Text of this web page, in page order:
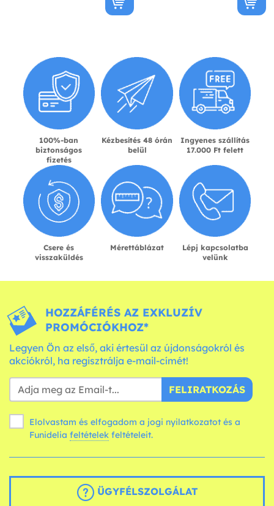
100%-ban
biztonságos
fizetés
Kézbesítés 48 órán
belül
Ingyenes szállítás
17.000 Ft felett
Csere és
visszaküldés
Mérettáblázat
Lépj kapcsolatba
velünk
HOZZÁFÉRÉS AZ EXKLUZÍV
PROMÓCIÓKHOZ*
Legyen Ön az első, aki értesül az újdonságokról és
akciókról, ha regisztrálja e-mail-címét!
FELIRATKOZÁS
Elolvastam és elfogadom a jogi nyilatkozatot és a
Funidelia feltételek feltételeit.
ÜGYFÉLSZOLGÁLAT